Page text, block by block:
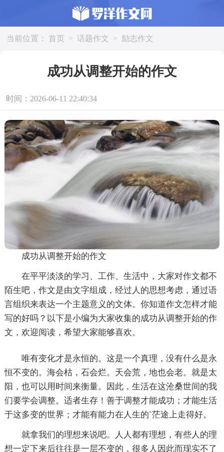
当前位置： 首页 > 话题作文 > 励志作文
成功从调整开始的作文
时间：2026-06-11 22:40:34
成功从调整开始的作文
在平平淡淡的学习、工作、生活中，大家对作文都不
陌生吧，作文是由文字组成，经过人的思想考虑，通过语
言组织来表达一个主题意义的文体。你知道作文怎样才能
写的好吗？以下是小编为大家收集的成功从调整开始的作
文，欢迎阅读，希望大家能够喜欢。
唯有变化才是永恒的。这是一个真理，没有什么是永
恒不变的。海会枯，石会烂。天会荒，地也会老。就是太
阳，也可以用时间来衡量。因此，生活在这沧桑世间的我
们要学会调整。适者生存！善于调整才能成功；才能生活
于这多变的世界；才能有能力在人生的`茫途上走得好。
就拿我们的理想来说吧。人人都有理想，有些人的理
想一定下来后往往是一层不变的，很多人因此而现实不了